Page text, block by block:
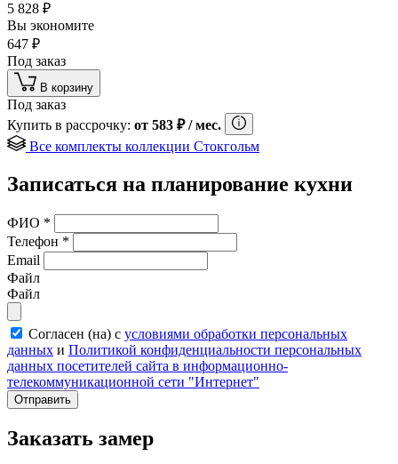
5 828 ₽
Вы экономите
647 ₽
Под заказ
В корзину
Под заказ
Купить в рассрочку: от 583 ₽/ мес.
Все комплекты коллекции Стокгольм
Записаться на планирование кухни
ФИО *
Телефон *
Email
Файл
Файл
Согласен (на) с условиями обработки персональных
данных и Политикой конфиденциальности персональных
данных посетителей сайта в информационно-
телекоммуникационной сети "Интернет"
Отправить
Заказать замер